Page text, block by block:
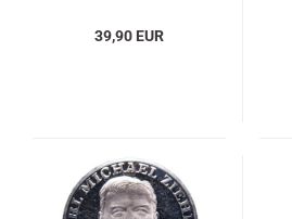
39,90 EUR